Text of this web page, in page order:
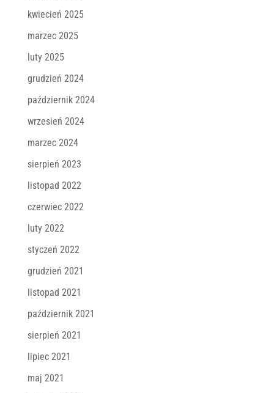
kwiecień 2025
marzec 2025
luty 2025
grudzień 2024
październik 2024
wrzesień 2024
marzec 2024
sierpień 2023
listopad 2022
czerwiec 2022
luty 2022
styczeń 2022
grudzień 2021
listopad 2021
październik 2021
sierpień 2021
lipiec 2021
maj 2021